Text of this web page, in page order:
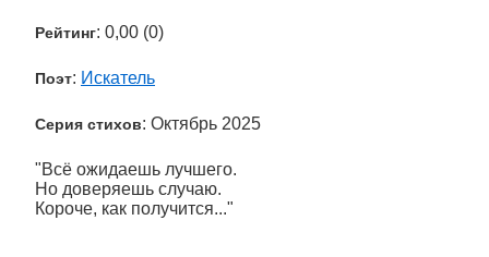
Рейтинг: 0,00 (0)
Поэт: Искатель
Серия стихов: Октябрь 2025
"Всё ожидаешь лучшего.
Но доверяешь случаю.
Короче, как получится..."